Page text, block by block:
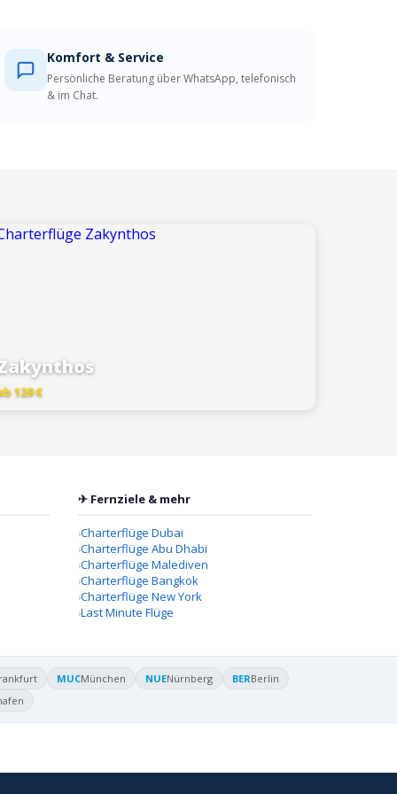
Komfort & Service
Persönliche Beratung über WhatsApp, telefonisch
& im Chat.
129 €
✈ Fernziele & mehr
Charterflüge Dubai
Charterflüge Abu Dhabi
Charterflüge Malediven
Charterflüge Bangkok
Charterflüge New York
Last Minute Flüge
MUCMünchen NUENürnberg BERBerlin